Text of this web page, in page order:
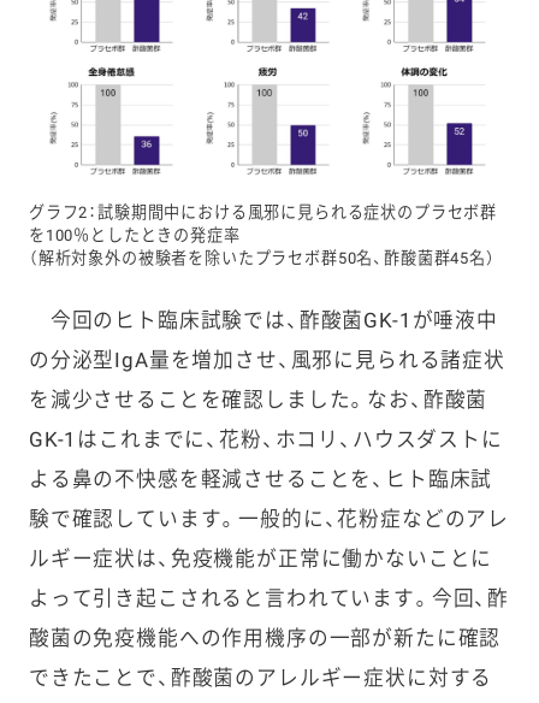
グラフ2：試験期間中における風邪に見られる症状のプラセボ群
を100％としたときの発症率
（解析対象外の被験者を除いたプラセボ群50名、酢酸菌群45名）
今回のヒト臨床試験では、酢酸菌GK-1が唾液中
の分泌型IgA量を増加させ、風邪に見られる諸症状
を減少させることを確認しました。なお、酢酸菌
GK-1はこれまでに、花粉、ホコリ、ハウスダストに
よる鼻の不快感を軽減させることを、ヒト臨床試
験で確認しています。一般的に、花粉症などのアレ
ルギー症状は、免疫機能が正常に働かないことに
よって引き起こされると言われています。今回、酢
酸菌の免疫機能への作用機序の一部が新たに確認
できたことで、酢酸菌のアレルギー症状に対する